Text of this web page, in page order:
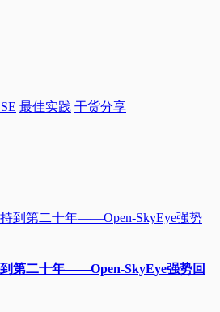
最佳实践 干货分享
第二十年——Open-SkyEye强势回